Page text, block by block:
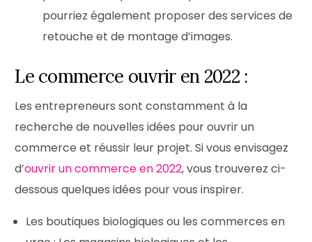
pourriez également proposer des services de
retouche et de montage d’images.
Le commerce ouvrir en 2022 :
Les entrepreneurs sont constamment à la
recherche de nouvelles idées pour ouvrir un
commerce et réussir leur projet. Si vous envisagez
d’ouvrir un commerce en 2022, vous trouverez ci-
dessous quelques idées pour vous inspirer.
Les boutiques biologiques ou les commerces en